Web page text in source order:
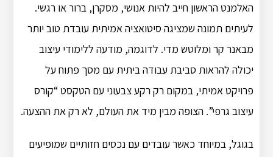
האלמנט הראשון חייב להיות אנושי, מסקרן, ברור או רגשי.
לעיתים תמונה שמציגה סיטואציה אמיתית עובדת טוב יותר
מבאנר קר ומלוטש מדי. לדוגמה, מודעה ללימודי עיצוב
יכולה להראות סביבת עבודה ביתית עם מסך פתוח על
פרויקט אמיתי, במקום רק רקע צבעוני עם הטקסט “קורס
עיצוב גרפי”. הצופה מבין מיד את העולם, לא רק את ההצעה.
בגוגל, במיוחד כאשר עובדים עם נכסים חזותיים שמופיעים